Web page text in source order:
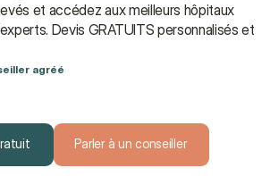
et accédez aux meilleurs hôpitaux
Devis GRATUITS personnalisés et
agréé
Parler à un conseiller